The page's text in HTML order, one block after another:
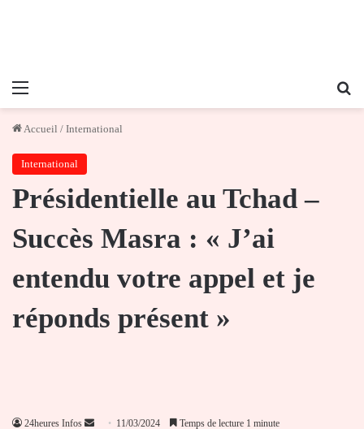
Menu
Accueil / International
International
Présidentielle au Tchad –
Succès Masra : « J’ai
entendu votre appel et je
réponds présent »
24heures Infos
Envoyer11/03/2024 Temps de lecture 1 minute